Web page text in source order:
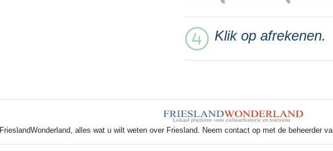
Klik op afrekenen.
FrieslandWonderland, alles wat u wilt weten over Friesland. Neem contact op met de beheerder